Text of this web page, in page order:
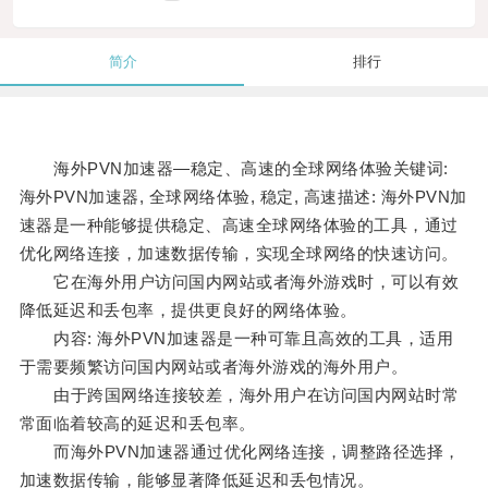
简介 排行
海外PVN加速器—稳定、高速的全球网络体验关键词:
海外PVN加速器, 全球网络体验, 稳定, 高速描述: 海外PVN加
速器是一种能够提供稳定、高速全球网络体验的工具，通过
优化网络连接，加速数据传输，实现全球网络的快速访问。
它在海外用户访问国内网站或者海外游戏时，可以有效
降低延迟和丢包率，提供更良好的网络体验。
内容: 海外PVN加速器是一种可靠且高效的工具，适用
于需要频繁访问国内网站或者海外游戏的海外用户。
由于跨国网络连接较差，海外用户在访问国内网站时常
常面临着较高的延迟和丢包率。
而海外PVN加速器通过优化网络连接，调整路径选择，
加速数据传输，能够显著降低延迟和丢包情况。